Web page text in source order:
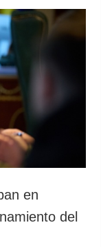
en
del